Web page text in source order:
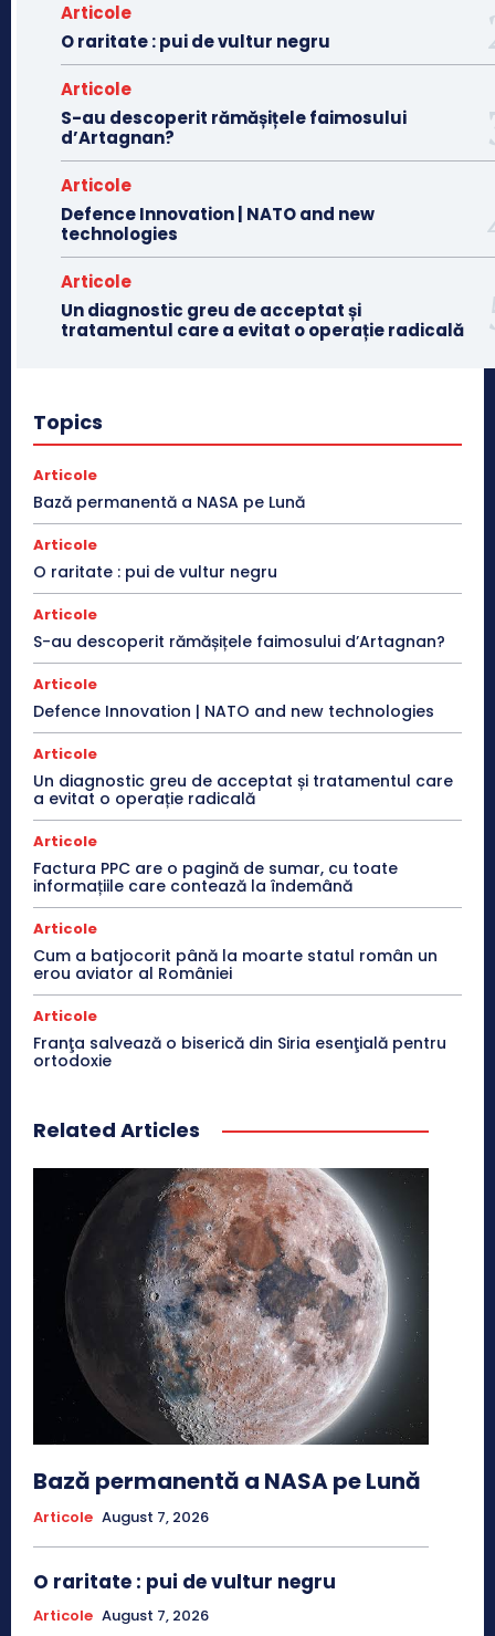
Articole
O raritate : pui de vultur negru
Articole
S-au descoperit rămășițele faimosului
d’Artagnan?
Articole
Defence Innovation | NATO and new
technologies
Articole
Un diagnostic greu de acceptat și
tratamentul care a evitat o operație radicală
Topics
Articole
Bază permanentă a NASA pe Lună
Articole
O raritate : pui de vultur negru
Articole
S-au descoperit rămășițele faimosului d’Artagnan?
Articole
Defence Innovation | NATO and new technologies
Articole
Un diagnostic greu de acceptat și tratamentul care
a evitat o operație radicală
Articole
Factura PPC are o pagină de sumar, cu toate
informațiile care contează la îndemână
Articole
Cum a batjocorit până la moarte statul român un
erou aviator al României
Articole
Franţa salvează o biserică din Siria esenţială pentru
ortodoxie
Related Articles
Bază permanentă a NASA pe Lună
Articole August 7, 2026
O raritate : pui de vultur negru
Articole August 7, 2026